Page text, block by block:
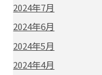
2024年7月
2024年6月
2024年5月
2024年4月